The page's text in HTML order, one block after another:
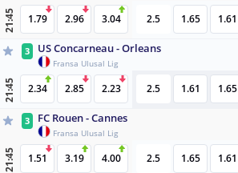
21:45 1.79 2.96 3.04 2.5 1.65 1.61
3 US Concarneau - Orleans
Fransa Ulusal Lig
21:45 2.34 2.85 2.23 2.5 1.61 1.65
3 FC Rouen - Cannes
Fransa Ulusal Lig
21:45 1.51 3.19 4.00 2.5 1.65 1.61